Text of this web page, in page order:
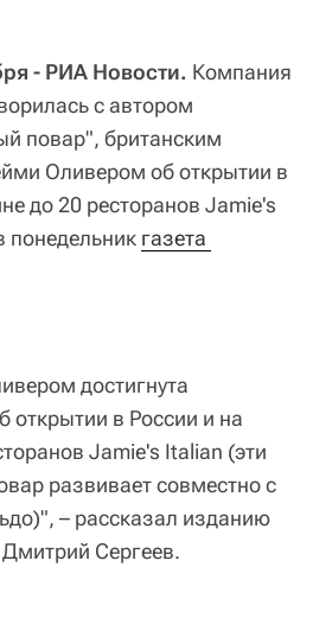
- РИА Новости. Компания
с автором
повар", британским
Оливером об открытии в
до 20 ресторанов Jamie's
понедельник газета
достигнута
открытии в России и на
Jamie's Italian (эти
развивает совместно с
– рассказал изданию
Сергеев.